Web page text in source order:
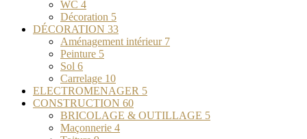
WC 4
Décoration 5
DÉCORATION 33
Aménagement intérieur 7
Peinture 5
Sol 6
Carrelage 10
ELECTROMENAGER 5
CONSTRUCTION 60
BRICOLAGE & OUTILLAGE 5
Maçonnerie 4